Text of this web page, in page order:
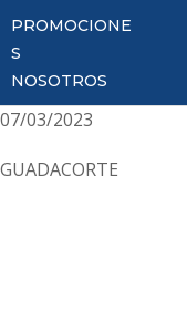
PROMOCIONE
S
NOSOTROS
07/03/2023
GUADACORTE